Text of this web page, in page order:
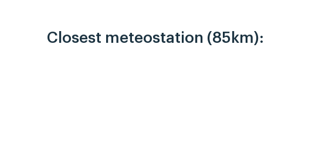
Closest meteostation (85km):